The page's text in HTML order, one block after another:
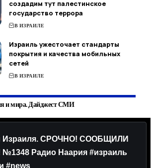
создадим тут палестинское
государство террора
В ИЗРАИЛЕ
Израиль ужесточает стандарты
покрытия и качества мобильных
сетей
В ИЗРАИЛЕ
и мира. Дайджест СМИ